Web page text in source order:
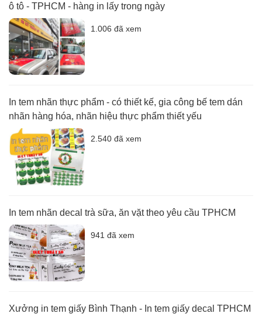
ô tô - TPHCM - hàng in lấy trong ngày
1.006 đã xem
In tem nhãn thực phẩm - có thiết kế, gia công bế tem dán
nhãn hàng hóa, nhãn hiệu thực phẩm thiết yếu
2.540 đã xem
In tem nhãn decal trà sữa, ăn vặt theo yêu cầu TPHCM
941 đã xem
Xưởng in tem giấy Bình Thạnh - In tem giấy decal TPHCM